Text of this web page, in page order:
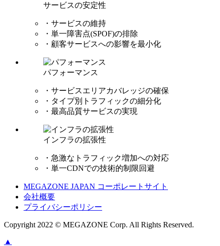
サービスの安定性
・サービスの維持
・単一障害点(SPOF)の排除
・顧客サービスへの影響を最小化
パフォーマンス
・サービスエリアカバレッジの確保
・タイプ別トラフィックの細分化
・最高品質サービスの実現
インフラの拡張性
・急激なトラフィック増加への対応
・単一CDNでの技術的制限回避
MEGAZONE JAPAN コーポレートサイト
会社概要
プライバシーポリシー
Copyright 2022 © MEGAZONE Corp. All Rights Reserved.
▲